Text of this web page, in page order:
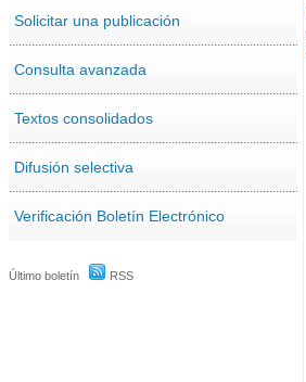
Solicitar una publicación
Consulta avanzada
Textos consolidados
Difusión selectiva
Verificación Boletín Electrónico
Último boletín RSS